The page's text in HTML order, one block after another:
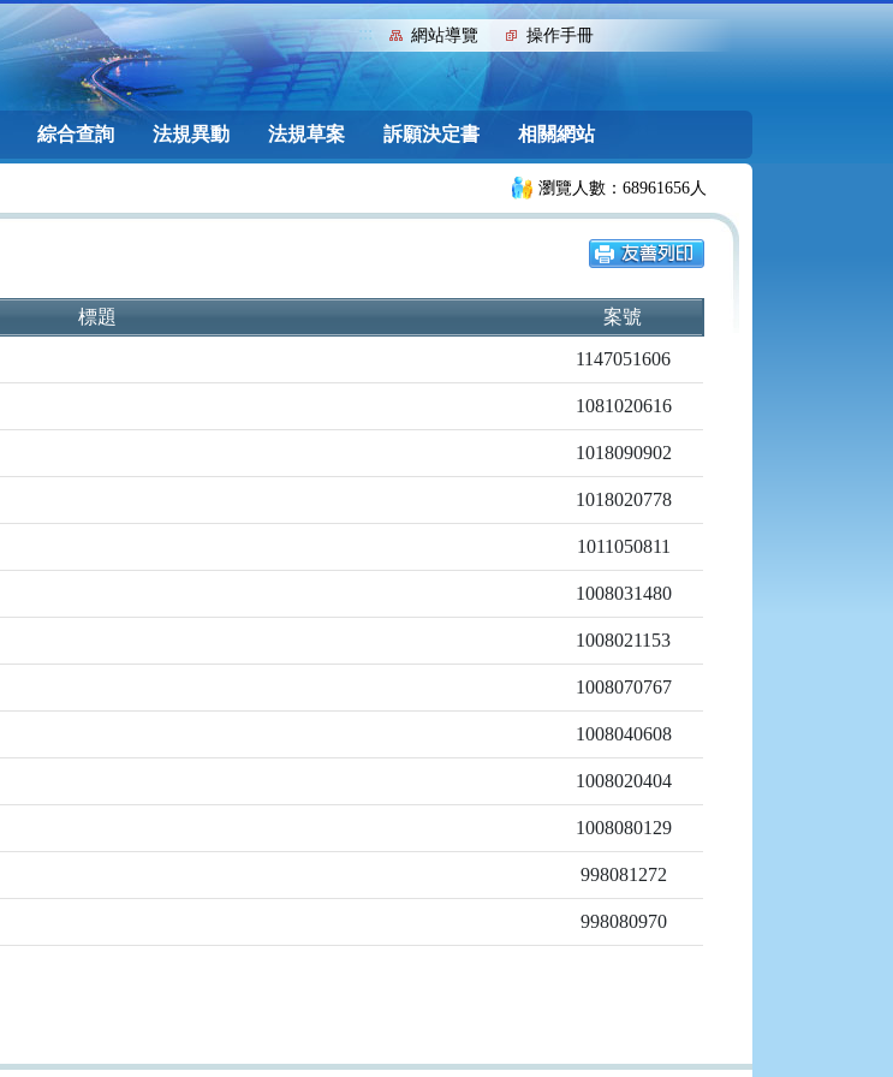
::: 網站導覽 操作手冊
綜合查詢 法規異動 法規草案 訴願決定書 相關網站
瀏覽人數：68961656人
標題 案號
1147051606
1081020616
1018090902
1018020778
1011050811
1008031480
1008021153
1008070767
1008040608
1008020404
1008080129
998081272
998080970